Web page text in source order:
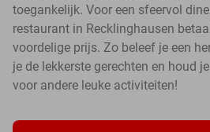
toegankelijk. Voor een sfeervol
restaurant in Recklinghausen
voordelige prijs. Zo beleef je een
je de lekkerste gerechten en houd
voor andere leuke activiteiten!